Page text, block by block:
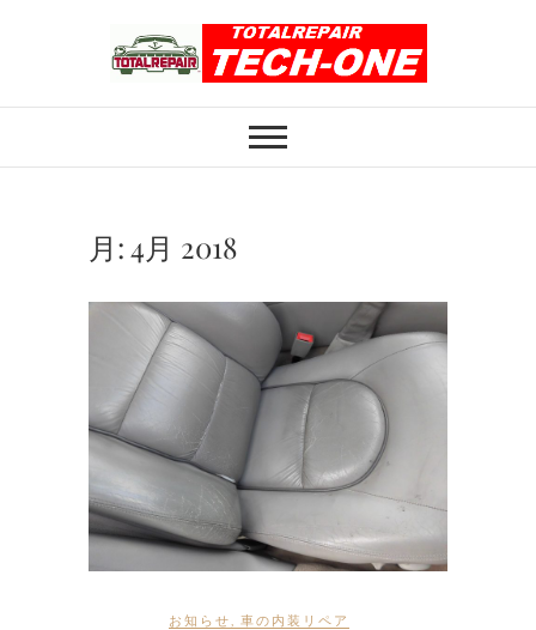
ホイール修理のト
ータルリペアテッ
クワン
月:4月 2018
お知らせ 車の内装リペア